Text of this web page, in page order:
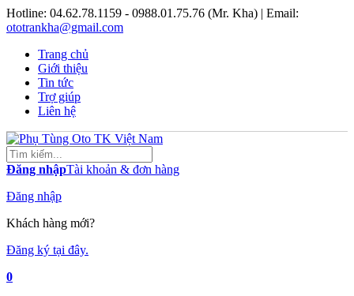
Hotline: 04.62.78.1159 - 0988.01.75.76 (Mr. Kha) | Email:
ototrankha@gmail.com
Trang chủ
Giới thiệu
Tin tức
Trợ giúp
Liên hệ
Đăng nhậpTài khoản & đơn hàng
Đăng nhập
Khách hàng mới?
Đăng ký tại đây.
0